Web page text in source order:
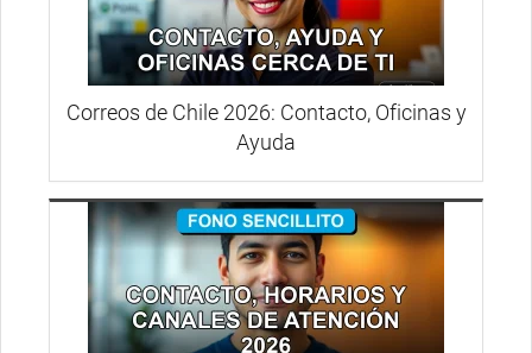
Correos de Chile 2026: Contacto, Oficinas y
Ayuda